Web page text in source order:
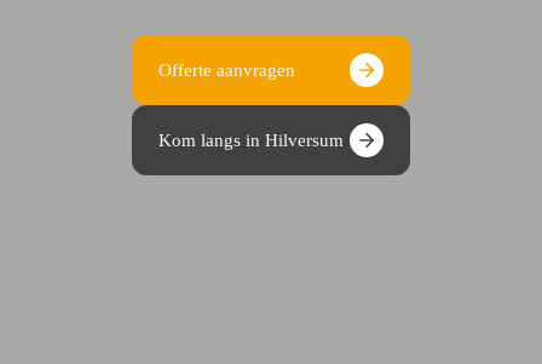
Offerte aanvragen
Kom langs in Hilversum